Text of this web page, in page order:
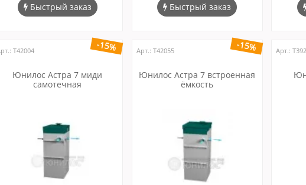
Быстрый заказ Быстрый заказ
-15%
Т42004
Юнилос Астра 7 миди
самотечная
-15%
Арт.: Т42055
Юнилос Астра 7 встроенная
ёмкость
Арт.: